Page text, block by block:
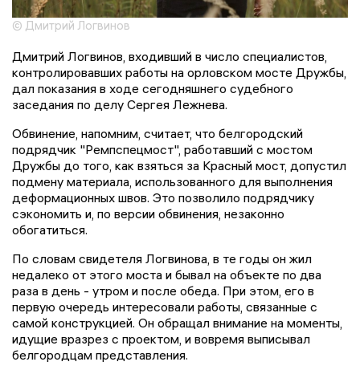
© Дмитрий Логвинов
Дмитрий Логвинов, входивший в число специалистов,
контролировавших работы на орловском мосте Дружбы,
дал показания в ходе сегодняшнего судебного
заседания по делу Сергея Лежнева.
Обвинение, напомним, считает, что белгородский
подрядчик "Ремпспецмост", работавший с мостом
Дружбы до того, как взяться за Красный мост, допустил
подмену материала, использованного для выполнения
деформационных швов. Это позволило подрядчику
сэкономить и, по версии обвинения, незаконно
обогатиться.
По словам свидетеля Логвинова, в те годы он жил
недалеко от этого моста и бывал на объекте по два
раза в день - утром и после обеда. При этом, его в
первую очередь интересовали работы, связанные с
самой конструкцией. Он обращал внимание на моменты,
идущие вразрез с проектом, и вовремя выписывал
белгородцам представления.